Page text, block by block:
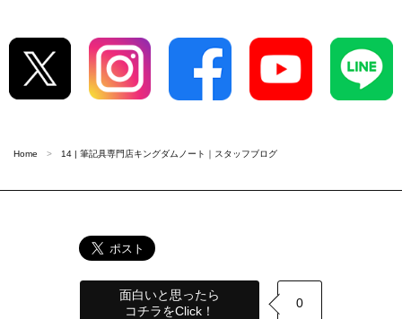
Home 14 | 筆記具専門店キングダムノート｜スタッフブログ
面白いと思ったら
コチラをClick！
0